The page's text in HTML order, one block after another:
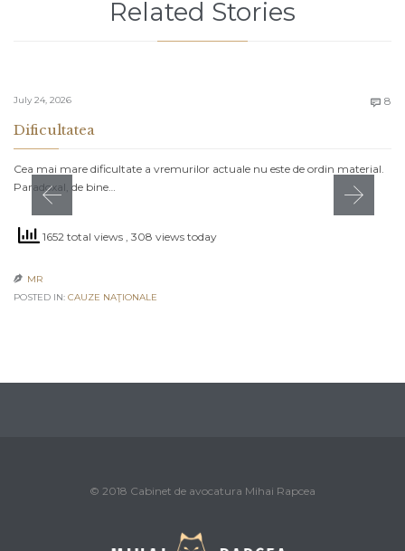
Related Stories
July 24, 2026  8
Dificultatea
Cea mai mare dificultate a vremurilor actuale nu este de ordin material.
Paradoxal, de bine…
1652 total views , 308 views today
 MR
POSTED IN: CAUZE NAŢIONALE
© 2018 Cabinet de avocatura Mihai Rapcea